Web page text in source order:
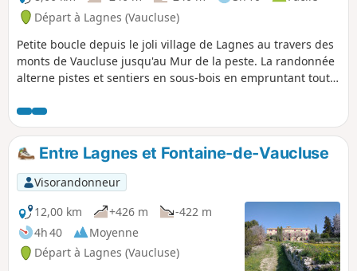
Départ à Lagnes (Vaucluse)
Petite boucle depuis le joli village de Lagnes au travers des
monts de Vaucluse jusqu'au Mur de la peste. La randonnée
alterne pistes et sentiers en sous-bois en empruntant tout
Entre Lagnes et Fontaine-de-Vaucluse
Visorandonneur
12,00 km
+426 m
-422 m
4h 40
Moyenne
Départ à Lagnes (Vaucluse)